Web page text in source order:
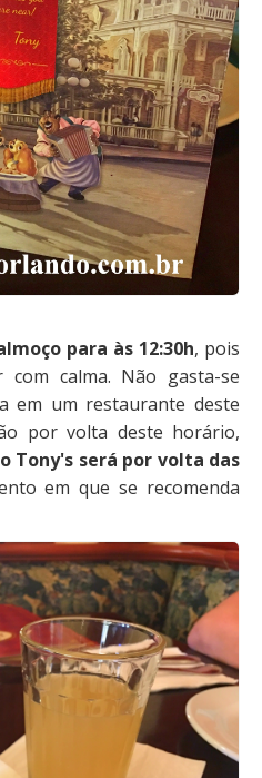
para às 12:30h, pois
com calma. Não gasta-se
em um restaurante deste
por volta deste horário,
Tony's será por volta das
em que se recomenda